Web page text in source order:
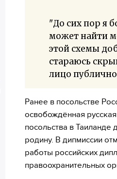
"До сих пор я
может найти
этой схемы
стараюсь
лицо
Ранее в посольстве
освобождённая
посольства в
родину. В дипмиссии
работы российских
правоохранительных